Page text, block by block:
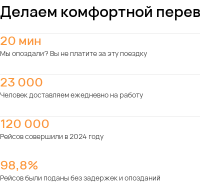
Делаем комфортной
20 мин
Мы опоздали? Вы не платите за эту поездку
23 000
Человек доставляем ежедневно на работу
120 000
Рейсов совершили в 2024 году
98,8%
Рейсов были поданы без задержек и опозданий